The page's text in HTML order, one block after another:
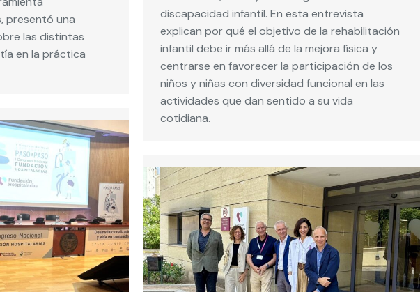
presentó una
las distintas
en la práctica
discapacidad infantil. En esta entrevista
explican por qué el objetivo de la rehabilitación
infantil debe ir más allá de la mejora física y
centrarse en favorecer la participación de los
niños y niñas con diversidad funcional en las
actividades que dan sentido a su vida
cotidiana.